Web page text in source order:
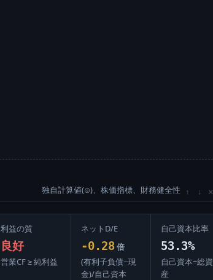
独自計算値(⊙)、株価指標、財務健全性 ↑ ↓ ×
利益の質
良好
営業CF ≥ 純利益
ネットD/E
-0.28 倍
(有利子負債−現
金)/自己資本
自己資本比率
53.3%
自己資本÷総資
産